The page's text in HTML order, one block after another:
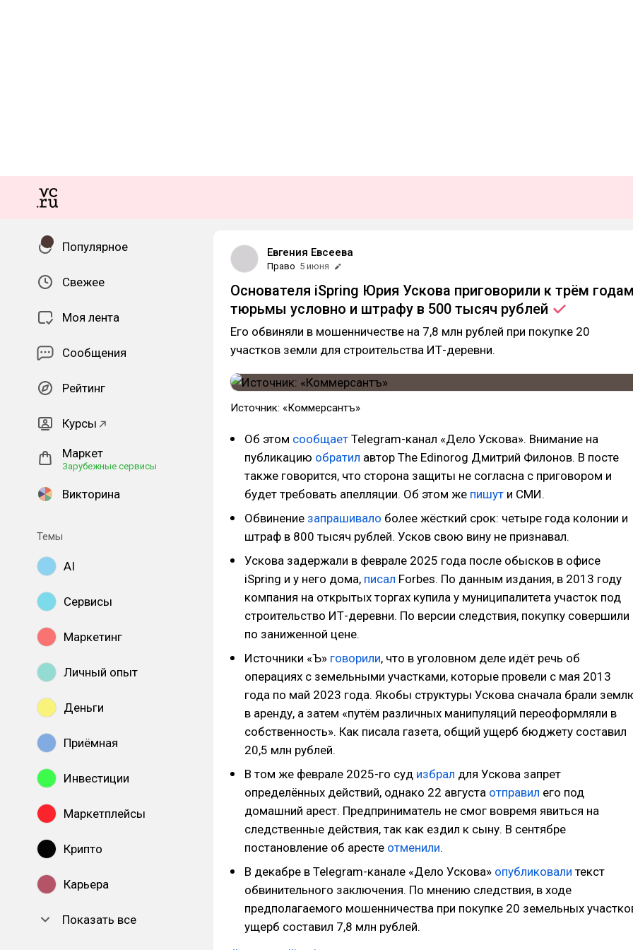
Популярное
Свежее
Моя лента
Сообщения
Рейтинг
Курсы
Маркет
Зарубежные сервисы
Викторина
Темы
AI
Сервисы
Маркетинг
Личный опыт
Деньги
Приёмная
Инвестиции
Маркетплейсы
Крипто
Карьера
Показать все
Евгения Евсеева
Право 5 июня
Основателя iSpring Юрия Ускова приговорили к трём
тюрьмы условно и штрафу в 500 тысяч рублей
Его обвиняли в мошенничестве на 7,8 млн рублей при покупке 20
участков земли для строительства ИТ-деревни.
Источник: «Коммерсантъ»
Об этом сообщает Telegram-канал «Дело Ускова». Внимание на
публикацию обратил автор The Edinorog Дмитрий Филонов. В посте
также говорится, что сторона защиты не согласна с приговором и
будет требовать апелляции. Об этом же пишут и СМИ.
Обвинение запрашивало более жёсткий срок: четыре года колонии и
штраф в 800 тысяч рублей. Усков свою вину не признавал.
Ускова задержали в феврале 2025 года после обысков в офисе
iSpring и у него дома, писал Forbes. По данным издания, в 2013 году
компания на открытых торгах купила у муниципалитета участок под
строительство ИТ-деревни. По версии следствия, покупку совершили
по заниженной цене.
Источники «Ъ» говорили, что в уголовном деле идёт речь об
операциях с земельными участками, которые провели с мая 2013
года по май 2023 года. Якобы структуры Ускова сначала брали
в аренду, а затем «путём различных манипуляций переоформляли в
собственность». Как писала газета, общий ущерб бюджету составил
20,5 млн рублей.
В том же феврале 2025-го суд избрал для Ускова запрет
определённых действий, однако 22 августа отправил его под
домашний арест. Предприниматель не смог вовремя явиться на
следственные действия, так как ездил к сыну. В сентябре
постановление об аресте отменили.
В декабре в Telegram-канале «Дело Ускова» опубликовали текст
обвинительного заключения. По мнению следствия, в ходе
предполагаемого мошенничества при покупке 20 земельных
ущерб составил 7,8 млн рублей.